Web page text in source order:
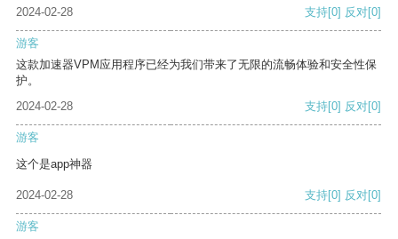
2024-02-28
支持[0] 反对[0]
游客
这款加速器VPM应用程序已经为我们带来了无限的流畅体验和安全性保
护。
2024-02-28
支持[0] 反对[0]
游客
这个是app神器
2024-02-28 支持[0] 反对[0]
游客